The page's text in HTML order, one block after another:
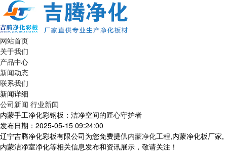
网站首页
关于我们
产品中心
新闻动态
联系我们
新闻详细
公司新闻 行业新闻
内蒙手工净化彩钢板：洁净空间的匠心守护者
发布日期：2025-05-15 09:24:00
辽宁吉腾净化彩板有限公司为您免费提供内蒙净化工程,内蒙净化板厂家,
内蒙洁净室净化等相关信息发布和资讯展示，敬请关注！